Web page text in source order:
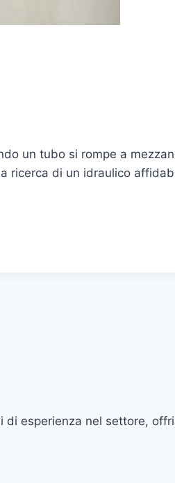
un tubo si rompe a
ricerca di un idraulico
esperienza nel settore,